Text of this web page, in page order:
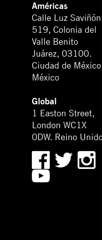
Américas
Calle Luz Saviñón
519, Colonia del
Valle Benito
Juárez, 03100.
Ciudad de
México
Global
1 Easton Street,
London WC1X
0DW. Reino